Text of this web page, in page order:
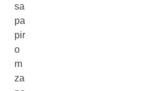
sa
pa
pir
o
m
za